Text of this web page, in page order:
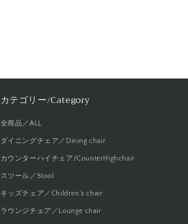
カテゴリー/Category
全商品／ALL
ダイニングチェア／Dining chair
カウンターハイチェア/CounterHighchair
スツール／Stool
キッズチェア／Children's chair
ラウンジチェア／Lounge chair